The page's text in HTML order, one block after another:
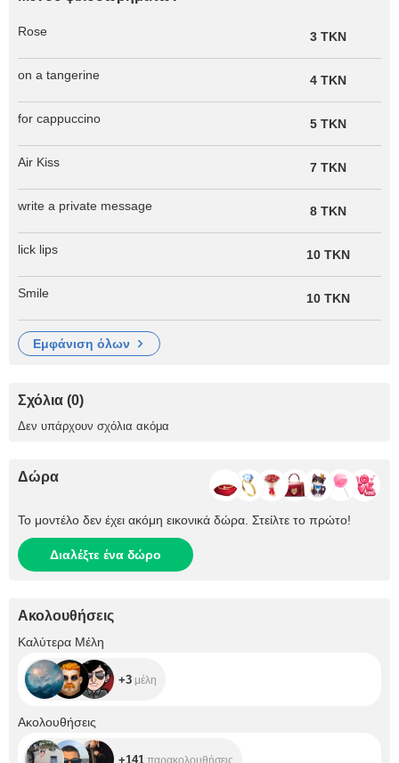
Rose 3 TKN
on a tangerine 4 TKN
for cappuccino 5 TKN
Air Kiss 7 TKN
write a private message 8 TKN
lick lips 10 TKN
Smile 10 TKN
εμφάνιση όλων
Σχόλια (0)
Δεν υπάρχουν σχόλια ακόμα
Δώρα
Το μοντέλο δεν έχει ακόμη εικονικά δώρα. Στείλτε το πρώτο!
Διαλέξτε ένα δώρο
Ακολουθήσεις
Καλύτερα Μέλη
+3 μέλη
Ακολουθήσεις
+141 παρακολουθήσεις